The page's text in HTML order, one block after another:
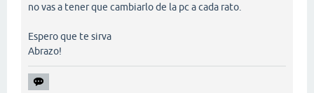
no vas a tener que cambiarlo de la pc a cada rato.
Espero que te sirva
Abrazo!